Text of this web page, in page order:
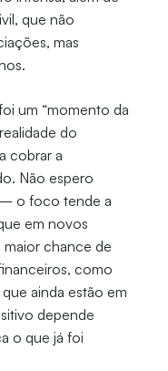
que não
mas
um “momento da
do
cobrar a
Não espero
— o foco tende a
em novos
chance de
como
ainda estão em
depende
o que já foi